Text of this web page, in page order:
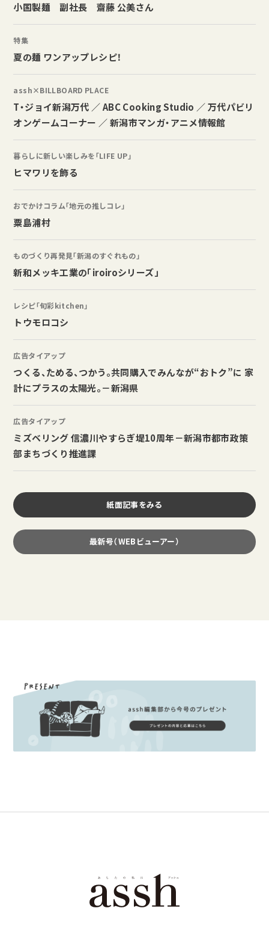
小国製麺 副社長 齋藤 公美さん
特集
夏の麺 ワンアップレシピ！
assh×BILLBOARD PLACE
T・ジョイ新潟万代 ／ ABC Cooking Studio ／ 万代パビリ
オンゲームコーナー ／ 新潟市マンガ・アニメ情報館
暮らしに新しい楽しみを「LIFE UP」
ヒマワリを飾る
おでかけコラム「地元の推しコレ」
粟島浦村
ものづくり再発見「新潟のすぐれもの」
新和メッキ工業の「iroiroシリーズ」
レシピ「旬彩kitchen」
トウモロコシ
広告タイアップ
つくる、ためる、つかう。共同購入でみんなが“おトク”に 家
計にプラスの太陽光。－新潟県
広告タイアップ
ミズベリング 信濃川やすらぎ堤10周年－新潟市都市政策
部まちづくり推進課
紙面記事をみる
最新号（WEBビューアー）